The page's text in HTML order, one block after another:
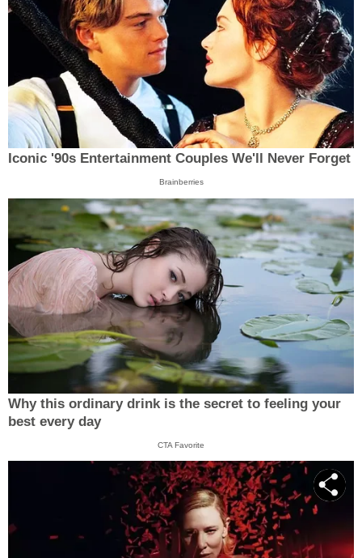
Iconic '90s Entertainment Couples We'll Never Forget
Brainberries
Why this ordinary drink is the secret to feeling your
best every day
CTA Favorite